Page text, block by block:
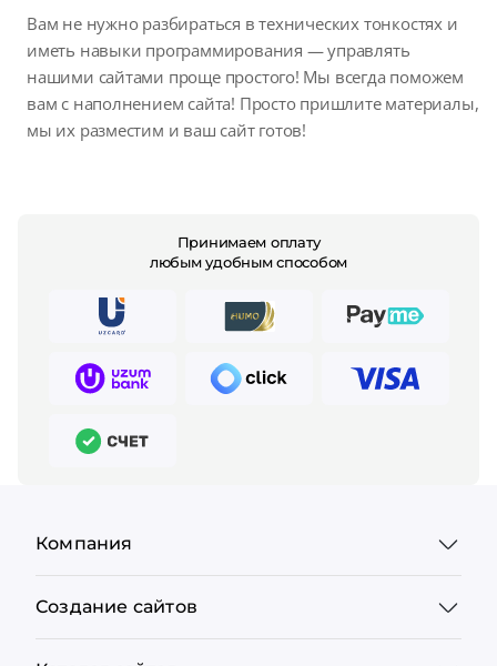
Вам не нужно разбираться в технических тонкостях и
иметь навыки программирования — управлять
нашими сайтами проще простого! Мы всегда поможем
вам с наполнением сайта! Просто пришлите материалы,
мы их разместим и ваш сайт готов!
Принимаем оплату
любым удобным способом
Компания
Создание сайтов